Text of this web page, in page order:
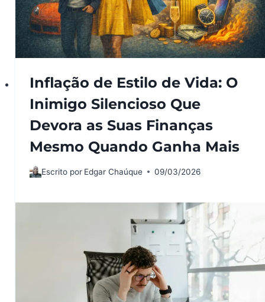
Inflação de Estilo de Vida: O
Inimigo Silencioso Que
Devora as Suas Finanças
Mesmo Quando Ganha Mais
Escrito por Edgar Chaúque 09/03/2026